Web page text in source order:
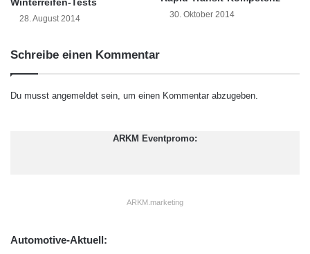
Fachhochschule Gelsenkirchen in
Kompetenz-Zentrum “H2Herten” und der
Wirtschaftsförderung Herten.
Welcher Redakteur hat diesen Beitrag
opr
Aktuell,Energie Umwelt
r
i
r
a
f
t
Winterreifen-Tests
28. August 2014 30. Oktober 2014
Schreibe einen Kommentar
Du musst angemeldet sein, um einen Kommentar abzugeben.
ARKM Eventpromo:
ARKM.marketing
Automotive-Aktuell: